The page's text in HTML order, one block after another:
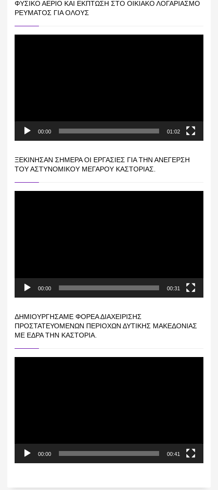
ΦΥΣΙΚΌ ΑΈΡΙΟ ΚΑΙ ΕΚΠΤΩΣΗ ΣΤΟ ΟΙΚΙΑΚΌ ΛΟΓΑΡΙΑΣΜΌ
ΡΕΎΜΑΤΟΣ ΓΙΑ ΟΛΟΥΣ
00:00 01:02
ΞΕΚΊΝΗΣΑΝ ΣΉΜΕΡΑ ΟΙ ΕΡΓΑΣΊΕΣ ΓΙΑ ΤΗΝ ΑΝΈΓΕΡΣΗ
ΤΟΥ ΑΣΤΥΝΟΜΙΚΟΎ ΜΕΓΆΡΟΥ ΚΑΣΤΟΡΙΆΣ.
00:00 00:31
ΔΗΜΙΟΥΡΓΉΣΑΜΕ ΦΟΡΈΑ ΔΙΑΧΕΊΡΙΣΗΣ
ΠΡΟΣΤΑΤΕΥΌΜΕΝΩΝ ΠΕΡΙΟΧΏΝ ΔΥΤΙΚΉΣ ΜΑΚΕΔΟΝΊΑΣ
ΜΕ ΈΔΡΑ ΤΗΝ ΚΑΣΤΟΡΙΆ.
00:00 00:41